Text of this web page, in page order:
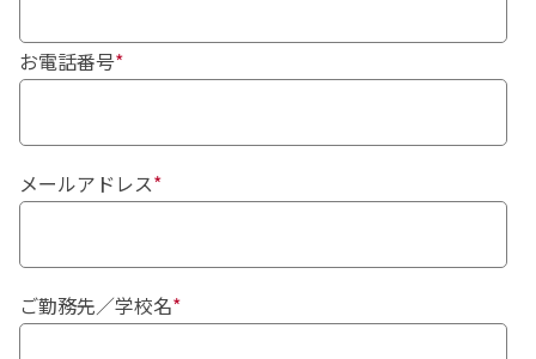
お電話番号*
メールアドレス*
ご勤務先／学校名*